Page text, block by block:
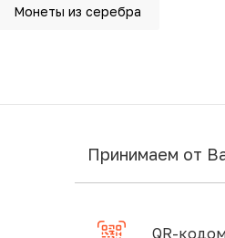
Монеты из серебра
Принимаем от
QR-